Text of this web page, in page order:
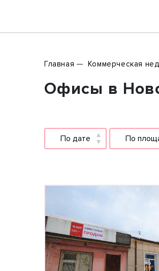
Главная Коммерческая
Офисы в
По дате По